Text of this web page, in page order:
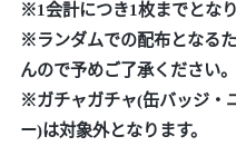
※1会計につき1枚までとなり
※ランダムでの配布となる
んので予めご了承ください。
※ガチャガチャ(缶バッジ・
ー)は対象外となります。